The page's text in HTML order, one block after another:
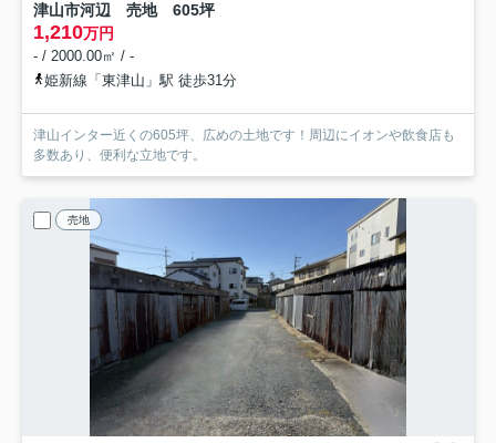
津山市河辺 売地 605坪
1,210万円
- / 2000.00㎡ / -
姫新線「東津山」駅 徒歩31分
津山インター近くの605坪、広めの土地です！周辺にイオンや飲食店も
多数あり、便利な立地です。
売地